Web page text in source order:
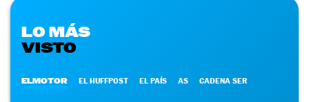
LO MÁS
VISTO
ELMOTOR EL HUFFPOST EL PAÍS AS CADENA SER